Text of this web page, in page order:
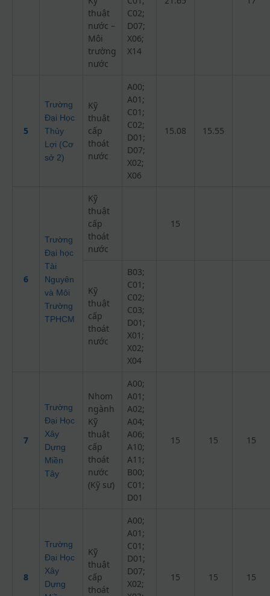
thuật
nước –
Môi
trường
nước
C02;
D07;
X06;
X14
5
Trường
Đại Học
Thủy
Lợi (Cơ
sở 2)
Kỹ
thuật
cấp
thoát
nước
A00;
A01;
C01;
C02;
D01;
D07;
X02;
X06
15.08 15.55
6
Trường
Đại học
Tài
Nguyên
và Môi
Trường
TPHCM
Kỹ
thuật
cấp
thoát
nước
15
Kỹ
thuật
cấp
thoát
nước
B03;
C01;
C02;
C03;
D01;
X01;
X02;
X04
7
Trường
Đại Học
Xây
Dựng
Miền
Tây
Nhom
ngành
Kỹ
thuật
cấp
thoát
nước
(Kỹ sư)
A00;
A01;
A02;
A04;
A06;
A10;
A11;
B00;
C01;
D01
15 15 15
8
Trường
Đại Học
Xây
Dựng
Kỹ
thuật
cấp
thoát
A00;
A01;
C01;
D01;
D07;
X02;
15 15 15